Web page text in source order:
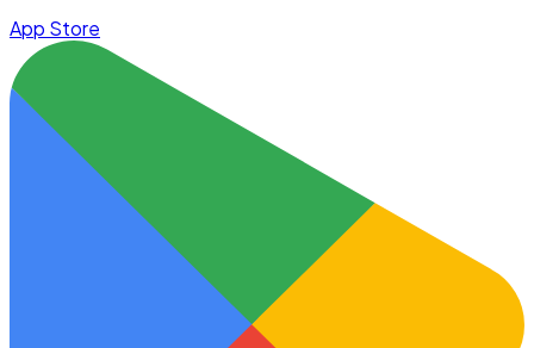
App Store